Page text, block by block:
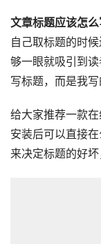
文章标题应该怎么
自己取标题的时
够一眼就吸引到
写标题，而是我
给大家推荐一款
安装后可以直接
来决定标题的好